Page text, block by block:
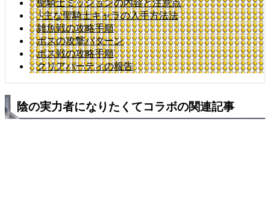
聖騎士ミッションの内容と注意点
└主な聖騎士キャラの入手方法法
雑魚戦の攻略手順
ボスの攻撃パターン
ボス戦の攻略手順
クリアパーティの報告
陰の実力者になりたくてコラボの関連記事